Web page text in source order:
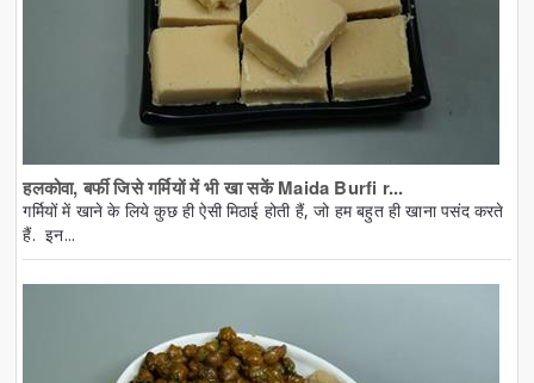
हलकोवा, बर्फी जिसे गर्मियों में भी खा सकें Maida Burfi r...
गर्मियों में खाने के लिये कुछ ही ऐसी मिठाई होती हैं, जो हम बहुत ही खाना पसंद करते
हैं. इन...